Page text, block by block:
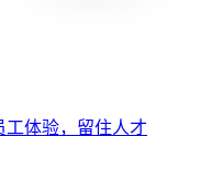
工体验，留住人才